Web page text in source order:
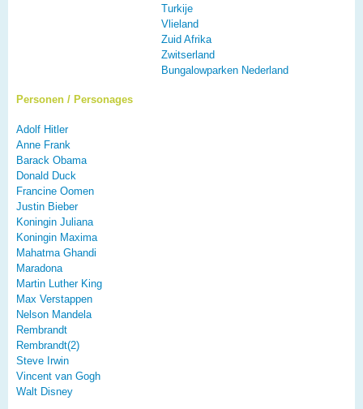
Turkije
Vlieland
Zuid Afrika
Zwitserland
Bungalowparken Nederland
Personen / Personages
Adolf Hitler
Anne Frank
Barack Obama
Donald Duck
Francine Oomen
Justin Bieber
Koningin Juliana
Koningin Maxima
Mahatma Ghandi
Maradona
Martin Luther King
Max Verstappen
Nelson Mandela
Rembrandt
Rembrandt(2)
Steve Irwin
Vincent van Gogh
Walt Disney